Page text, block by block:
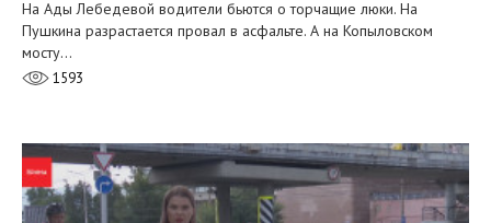
На Ады Лебедевой водители бьются о торчащие люки. На
Пушкина разрастается провал в асфальте. А на Копыловском
мосту…
1593